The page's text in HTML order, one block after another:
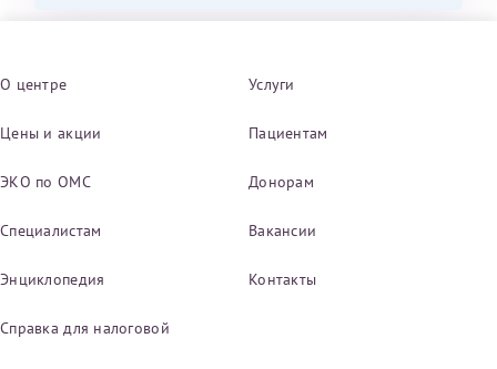
О центре Услуги
Цены и акции Пациентам
ЭКО по ОМС Донорам
Специалистам Вакансии
Энциклопедия Контакты
Справка для налоговой